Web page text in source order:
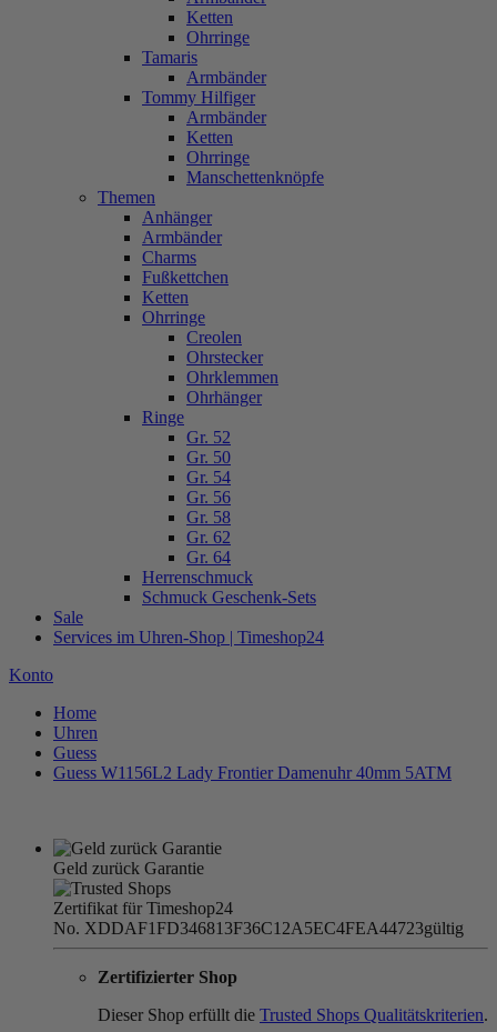
Ketten
Ohrringe
Tamaris
Armbänder
Tommy Hilfiger
Armbänder
Ketten
Ohrringe
Manschettenknöpfe
Themen
Anhänger
Armbänder
Charms
Fußkettchen
Ketten
Ohrringe
Creolen
Ohrstecker
Ohrklemmen
Ohrhänger
Ringe
Gr. 52
Gr. 50
Gr. 54
Gr. 56
Gr. 58
Gr. 62
Gr. 64
Herrenschmuck
Schmuck Geschenk-Sets
Sale
Services im Uhren-Shop | Timeshop24
Konto
Home
Uhren
Guess
Guess W1156L2 Lady Frontier Damenuhr 40mm 5ATM
Geld zurück Garantie
Zertifikat für Timeshop24
No. XDDAF1FD346813F36C12A5EC4FEA44723gültig
Zertifizierter Shop
Dieser Shop erfüllt die Trusted Shops Qualitätskriterien.